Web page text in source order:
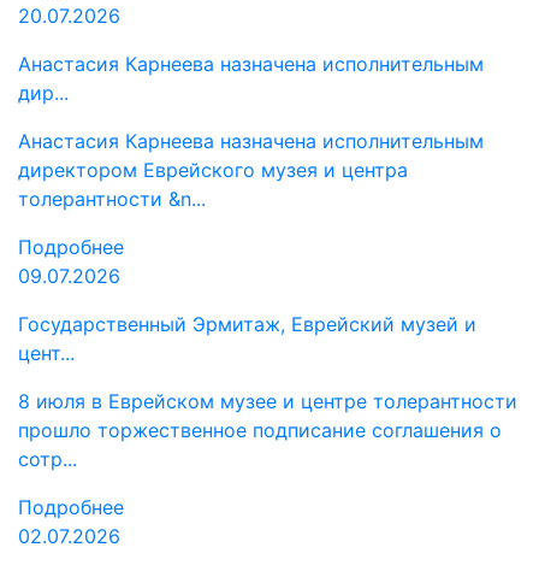
20.07.2026
Анастасия Карнеева назначена исполнительным
дир...
Анастасия Карнеева назначена исполнительным
директором Еврейского музея и центра
толерантности &n...
Подробнее
09.07.2026
Государственный Эрмитаж, Еврейский музей и
цент...
8 июля в Еврейском музее и центре толерантности
прошло торжественное подписание соглашения о
сотр...
Подробнее
02.07.2026